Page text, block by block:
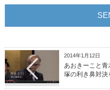
2014年1月12日
あおきーこと
塚の利き鼻対決